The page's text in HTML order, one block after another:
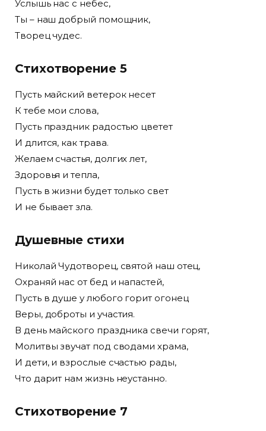
Услышь нас с небес,
Ты – наш добрый помощник,
Творец чудес.
Стихотворение 5
Пусть майский ветерок несет
К тебе мои слова,
Пусть праздник радостью цветет
И длится, как трава.
Желаем счастья, долгих лет,
Здоровья и тепла,
Пусть в жизни будет только свет
И не бывает зла.
Душевные стихи
Николай Чудотворец, святой наш отец,
Охраняй нас от бед и напастей,
Пусть в душе у любого горит огонец
Веры, доброты и участия.
В день майского праздника свечи горят,
Молитвы звучат под сводами храма,
И дети, и взрослые счастью рады,
Что дарит нам жизнь неустанно.
Стихотворение 7